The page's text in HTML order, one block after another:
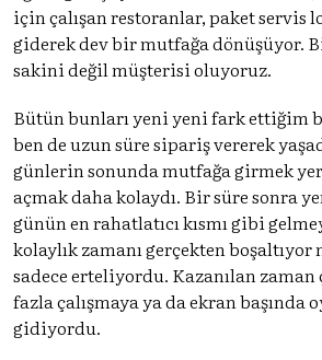
için çalışan restoranlar, paket
giderek dev bir mutfağa dönüşüyor.
sakini değil müşterisi oluyoruz.
Bütün bunları yeni yeni fark ettiğim
ben de uzun süre sipariş vererek
günlerin sonunda mutfağa girmek
açmak daha kolaydı. Bir süre sonra
günün en rahatlatıcı kısmı gibi
kolaylık zamanı gerçekten boşaltıyor
sadece erteliyordu. Kazanılan
fazla çalışmaya ya da ekran başında
gidiyordu.